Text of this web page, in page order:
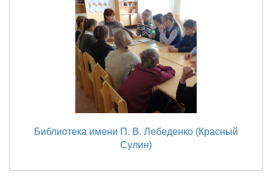
Библиотека имени П. В. Лебеденко (Красный
Сулин)